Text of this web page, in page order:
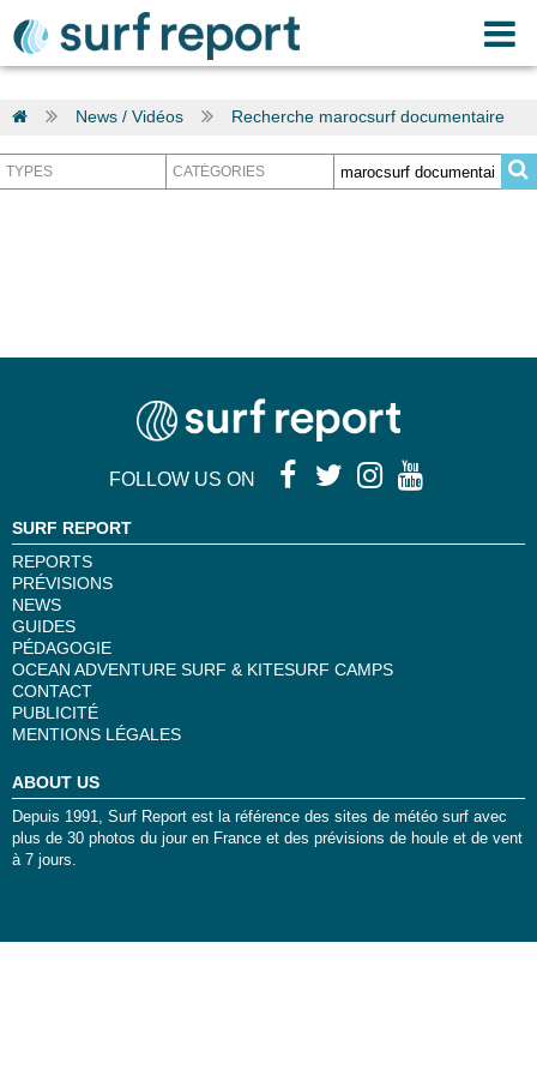
News / Vidéos Recherche marocsurf documentaire
FOLLOW US ON
SURF REPORT
REPORTS
PRÉVISIONS
NEWS
GUIDES
PÉDAGOGIE
OCEAN ADVENTURE SURF & KITESURF CAMPS
CONTACT
PUBLICITÉ
MENTIONS LÉGALES
ABOUT US
Depuis 1991, Surf Report est la référence des sites de météo surf avec
plus de 30 photos du jour en France et des prévisions de houle et de vent
à 7 jours.